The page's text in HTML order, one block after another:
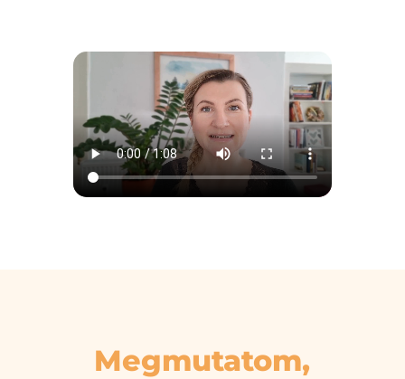
Megmutatom,